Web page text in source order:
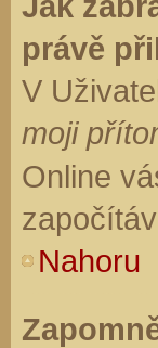
právě
V
moji
Online
Nahoru